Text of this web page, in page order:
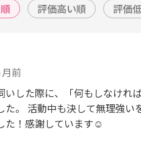
評価高い順 評価
前
いした際に、「何もしなけれ
。 活動中も決して無理強
た！感謝しています☺️